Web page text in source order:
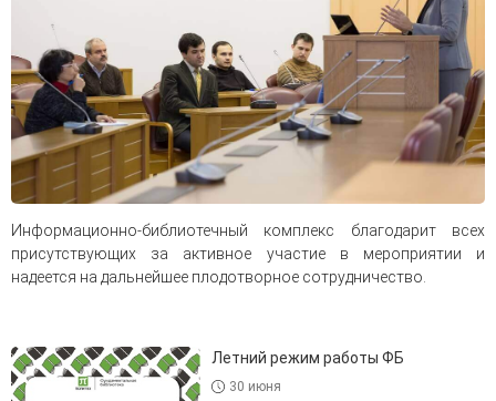
Информационно-библиотечный комплекс благодарит всех
присутствующих за активное участие в мероприятии и
надеется на дальнейшее плодотворное сотрудничество.
Летний режим работы ФБ
30 июня